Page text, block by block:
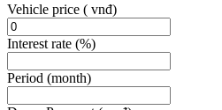
Vehicle price ( vnđ)
Interest rate (%)
Period (month)